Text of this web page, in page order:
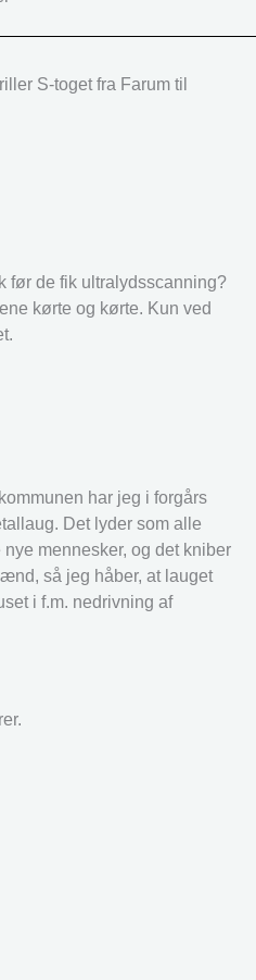
S-toget fra Farum til
før de fik ultralydsscanning?
kørte og kørte. Kun ved
har jeg i forgårs
Det lyder som alle
mennesker, og det kniber
så jeg håber, at lauget
i f.m. nedrivning af